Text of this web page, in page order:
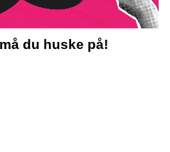
du huske på!